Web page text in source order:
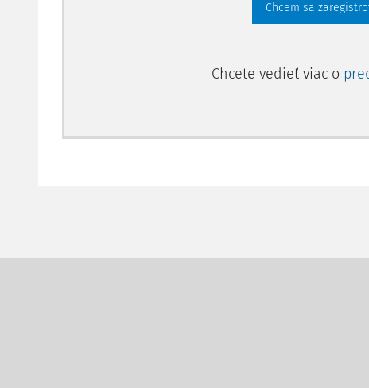
Chcem sa
Chcete vedieť viac o